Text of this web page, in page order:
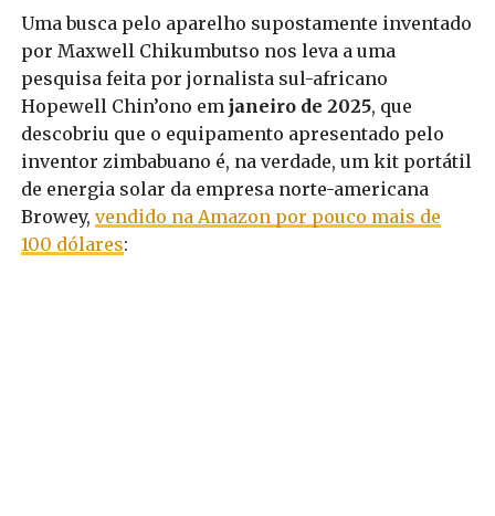
Uma busca pelo aparelho supostamente inventado
por Maxwell Chikumbutso nos leva a uma
pesquisa feita por jornalista sul-africano
Hopewell Chin’ono em janeiro de 2025, que
descobriu que o equipamento apresentado pelo
inventor zimbabuano é, na verdade, um kit portátil
de energia solar da empresa norte-americana
Browey, vendido na Amazon por pouco mais de
100 dólares: